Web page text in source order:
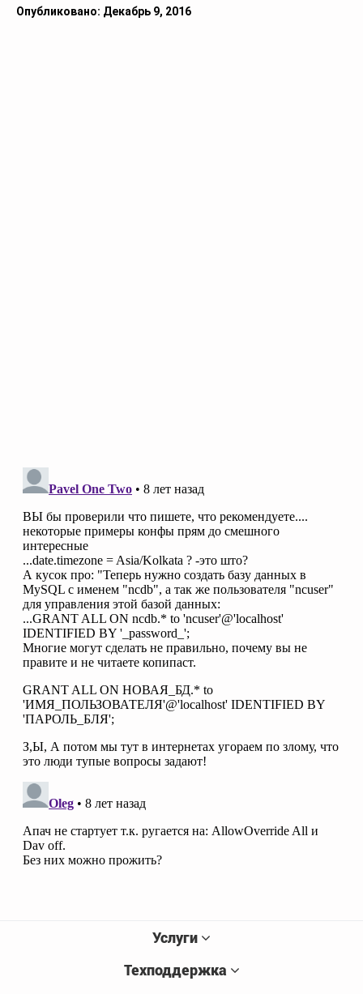
Опубликовано: Декабрь 9, 2016
Услуги
Техподдержка